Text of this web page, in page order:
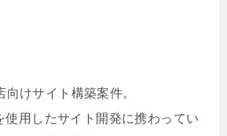
けサイト構築案件。
用したサイト開発に携わってい